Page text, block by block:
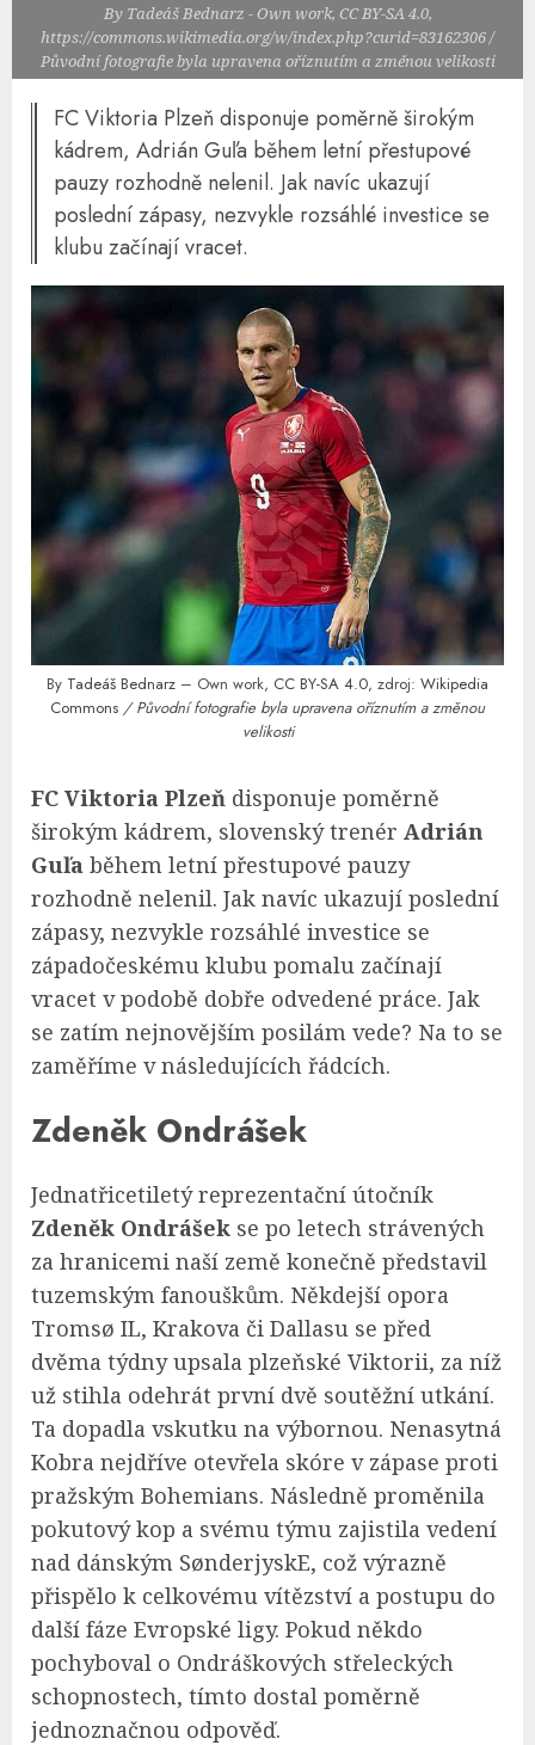
By Tadeáš Bednarz - Own work, CC BY-SA 4.0,
https://commons.wikimedia.org/w/index.php?curid=83162306 /
Původní fotografie byla upravena oříznutím a změnou velikosti
FC Viktoria Plzeň disponuje poměrně širokým
kádrem, Adrián Guľa během letní přestupové
pauzy rozhodně nelenil. Jak navíc ukazují
poslední zápasy, nezvykle rozsáhlé investice se
klubu začínají vracet.
By Tadeáš Bednarz – Own work, CC BY-SA 4.0, zdroj: Wikipedia
Commons / Původní fotografie byla upravena oříznutím a změnou
velikosti
FC Viktoria Plzeň disponuje poměrně
širokým kádrem, slovenský trenér Adrián
Guľa během letní přestupové pauzy
rozhodně nelenil. Jak navíc ukazují poslední
zápasy, nezvykle rozsáhlé investice se
západočeskému klubu pomalu začínají
vracet v podobě dobře odvedené práce. Jak
se zatím nejnovějším posilám vede? Na to se
zaměříme v následujících řádcích.
Zdeněk Ondrášek
Jednatřicetiletý reprezentační útočník
Zdeněk Ondrášek se po letech strávených
za hranicemi naší země konečně představil
tuzemským fanouškům. Někdejší opora
Tromsø IL, Krakova či Dallasu se před
dvěma týdny upsala plzeňské Viktorii, za níž
už stihla odehrát první dvě soutěžní utkání.
Ta dopadla vskutku na výbornou. Nenasytná
Kobra nejdříve otevřela skóre v zápase proti
pražským Bohemians. Následně proměnila
pokutový kop a svému týmu zajistila vedení
nad dánským SønderjyskE, což výrazně
přispělo k celkovému vítězství a postupu do
další fáze Evropské ligy. Pokud někdo
pochyboval o Ondráškových střeleckých
schopnostech, tímto dostal poměrně
jednoznačnou odpověď.